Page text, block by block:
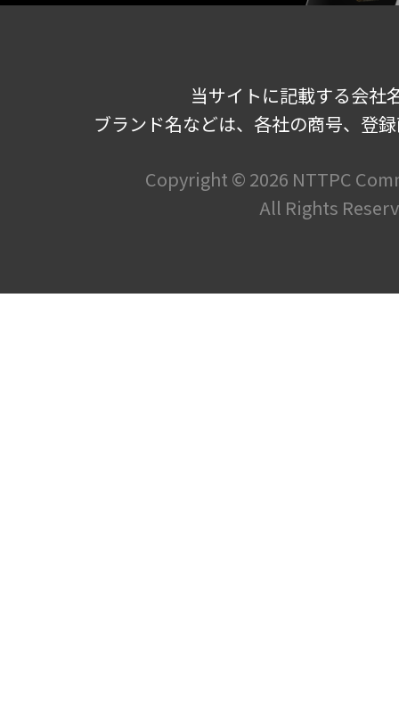
当サイトに記載する会社
ブランド名などは、各社の商号、登
Copyright © 2026 NTTPC
All Rights